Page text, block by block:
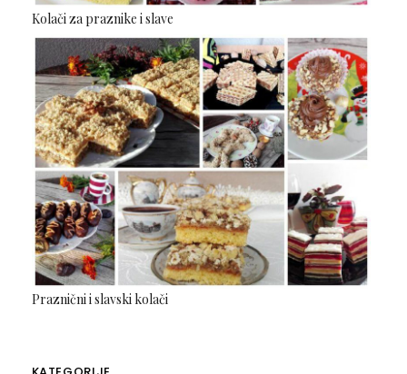
Kolači za praznike i slave
Praznični i slavski kolači